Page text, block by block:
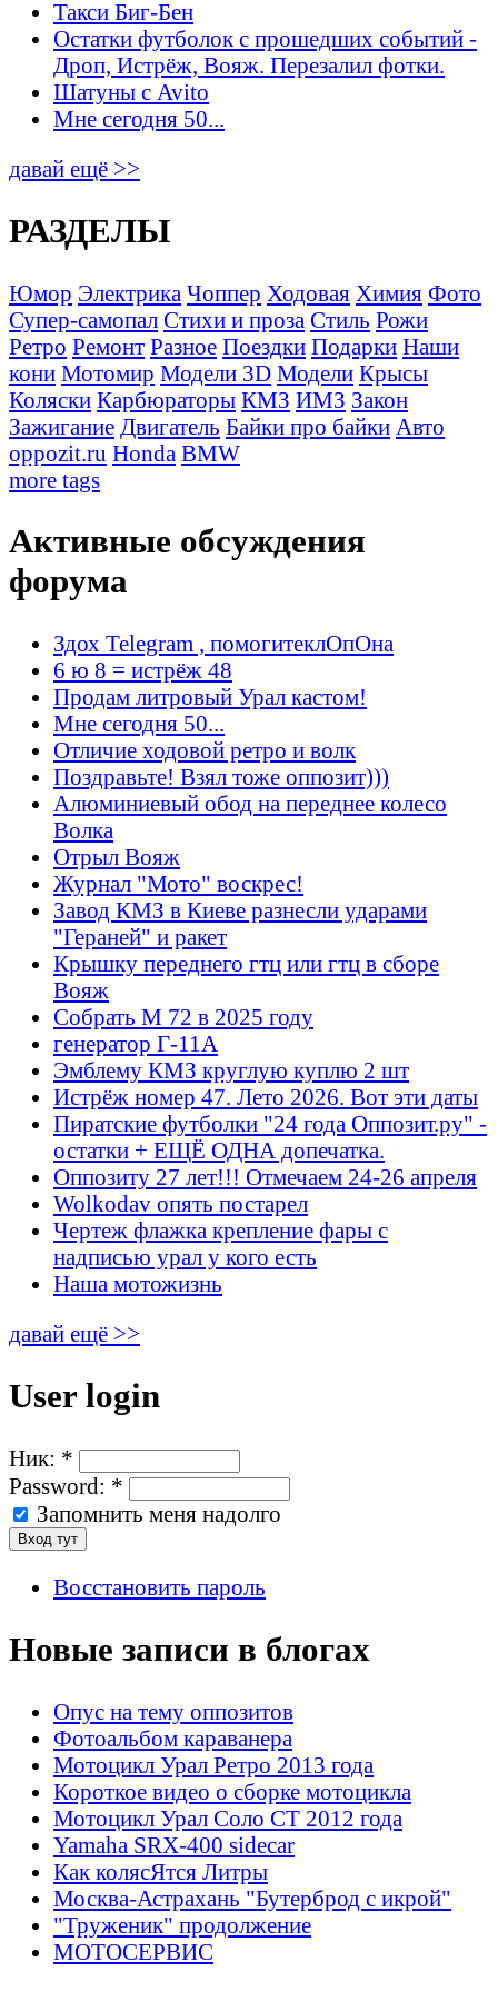
Такси Биг-Бен
Остатки футболок с прошедших событий -
Дроп, Истрёж, Вояж. Перезалил фотки.
Шатуны с Avito
Мне сегодня 50...
давай ещё >>
РАЗДЕЛЫ
Юмор Электрика Чоппер Ходовая Химия Фото
Супер-самопал Стихи и проза Стиль Рожи
Ретро Ремонт Разное Поездки Подарки Наши
кони Мотомир Модели 3D Модели Крысы
Коляски Карбюраторы КМЗ ИМЗ Закон
Зажигание Двигатель Байки про байки Авто
oppozit.ru Honda BMW
more tags
Активные обсуждения
форума
Здох Telegram , помогитеклОпОна
6 ю 8 = истрёж 48
Продам литровый Урал кастом!
Мне сегодня 50...
Отличие ходовой ретро и волк
Поздравьте! Взял тоже оппозит)))
Алюминиевый обод на переднее колесо
Волка
Отрыл Вояж
Журнал "Мото" воскрес!
Завод КМЗ в Киеве разнесли ударами
"Гераней" и ракет
Крышку переднего гтц или гтц в сборе
Вояж
Собрать М 72 в 2025 году
генератор Г-11А
Эмблему КМЗ круглую куплю 2 шт
Истрёж номер 47. Лето 2026. Вот эти даты
Пиратские футболки "24 года Оппозит.ру" -
остатки + ЕЩЁ ОДНА допечатка.
Оппозиту 27 лет!!! Отмечаем 24-26 апреля
Wolkodav опять постарел
Чертеж флажка крепление фары с
надписью урал у кого есть
Наша мотожизнь
давай ещё >>
User login
Ник: *
Password: *
Запомнить меня надолго
Восстановить пароль
Новые записи в блогах
Опус на тему оппозитов
Фотоальбом караванера
Мотоцикл Урал Ретро 2013 года
Короткое видео о сборке мотоцикла
Мотоцикл Урал Соло СТ 2012 года
Yamaha SRX-400 sidecar
Как колясЯтся Литры
Москва-Астрахань "Бутерброд с икрой"
"Труженик" продолжение
МОТОСЕРВИС